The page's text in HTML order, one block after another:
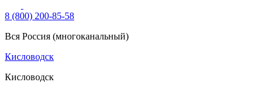
8 (800) 200-85-58
Вся Россия (многоканальный)
Кисловодск
Кисловодск